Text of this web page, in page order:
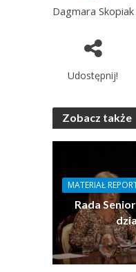
Dagmara Skopiak
Udostępnij!
Zobacz także
MATERIAŁ
Rada